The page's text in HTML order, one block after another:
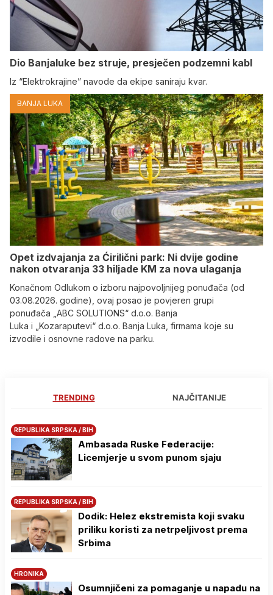
Dio Banjaluke bez struje, presječen podzemni kabl
Iz “Elektrokrajine” navode da ekipe saniraju kvar.
BANJA LUKA
Opet izdvajanja za Ćirilični park: Ni dvije godine
nakon otvaranja 33 hiljade KM za nova ulaganja
Konačnom Odlukom o izboru najpovoljnijeg ponuđača (od
03.08.2026. godine), ovaj posao je povjeren grupi
ponuđača „ABC SOLUTIONS“ d.o.o. Banja
Luka i „Kozaraputevi“ d.o.o. Banja Luka, firmama koje su
izvodile i osnovne radove na parku.
TRENDING NAJČITANIJE
REPUBLIKA SRPSKA / BIH
Ambasada Ruske Federacije:
Licemjerje u svom punom sjaju
REPUBLIKA SRPSKA / BIH
Dodik: Helez ekstremista koji svaku
priliku koristi za netrpeljivost prema
Srbima
HRONIKA
Osumnjičeni za pomaganje u napadu na